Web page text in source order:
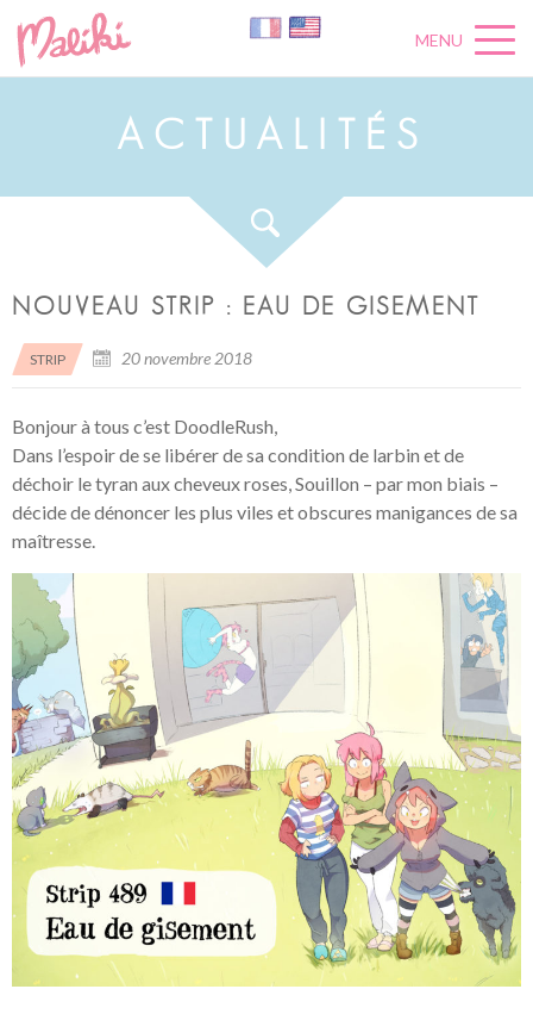
MENU
A C U A L É S
NOUVEAU STRIP : EAU DE GISEMENT
STRIP 20 novembre 2018
Bonjour à tous c’est DoodleRush,
Dans l’espoir de se libérer de sa condition de larbin et de
déchoir le tyran aux cheveux roses, Souillon – par mon biais –
décide de dénoncer les plus viles et obscures manigances de sa
maîtresse.